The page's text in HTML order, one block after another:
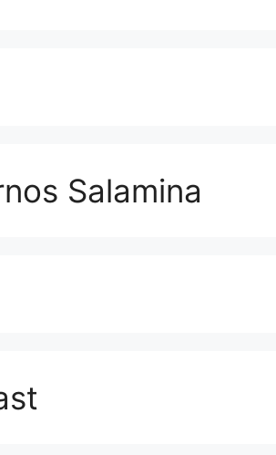
Salamina